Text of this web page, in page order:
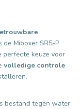
de Miboxer SR5-P
perfecte keuze voor
volledige controle
bestand tegen water